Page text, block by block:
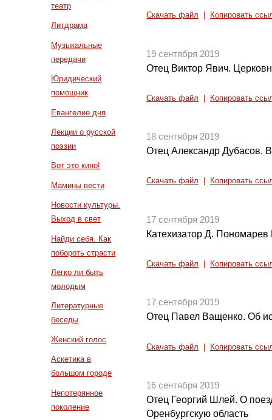
театр
Литдрама
Музыкальные
передачи
Юридический
помощник
Евангелие дня
Лекции о русской
поэзии
Вот это кино!
Мамины вести
Новости культуры.
Выход в свет
Найди себя. Как
побороть страсти
Легко ли быть
молодым
Литературные
беседы
Женский голос
Аскетика в
большом городе
Непотерянное
поколение
Скачать файл Копировать
19 сентября 2019
Отец Виктор Явич.
Скачать файл Копировать
18 сентября 2019
Отец Александр Дубасов.
Скачать файл Копировать
17 сентября 2019
Катехизатор Д.
Скачать файл Копировать
17 сентября 2019
Отец Павел Ващенко. Об
Скачать файл Копировать
16 сентября 2019
Отец Георгий Шлей. О
Оренбургскую область